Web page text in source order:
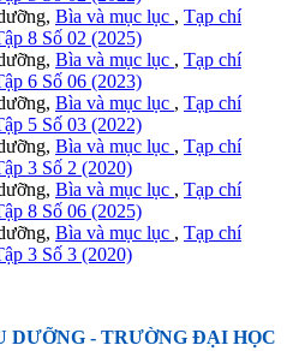
Bìa và mục lục , Tạp chí
8 Số 02 (2025)
Bìa và mục lục , Tạp chí
6 Số 06 (2023)
Bìa và mục lục , Tạp chí
5 Số 03 (2022)
Bìa và mục lục , Tạp chí
3 Số 2 (2020)
Bìa và mục lục , Tạp chí
8 Số 06 (2025)
Bìa và mục lục , Tạp chí
3 Số 3 (2020)
DƯỠNG - TRƯỜNG ĐẠI HỌC